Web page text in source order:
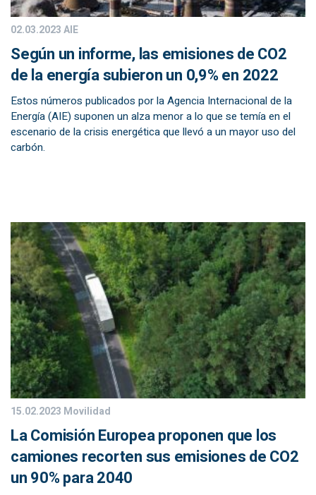
02.03.2023AIE
Según un informe, las emisiones de CO2
de la energía subieron un 0,9% en 2022
Estos números publicados por la Agencia Internacional de la
Energía (AIE) suponen un alza menor a lo que se temía en el
escenario de la crisis energética que llevó a un mayor uso del
carbón.
15.02.2023 Movilidad
La Comisión Europea proponen que los
camiones recorten sus emisiones de CO2
un 90% para 2040